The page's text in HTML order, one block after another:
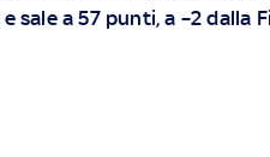
sale a 57 punti, a –2 dalla